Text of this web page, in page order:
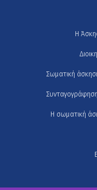
H
Σωματική
Η σωματική